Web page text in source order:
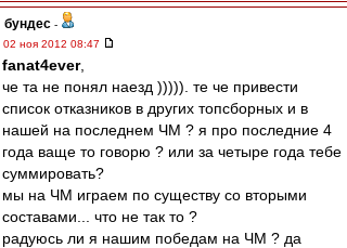
бундес -
02 ноя 2012 08:47
fanat4ever,
че та не понял наезд ))))). те че привести
список отказников в других топсборных и в
нашей на последнем ЧМ ? я про последние 4
года ваще то говорю ? или за четыре года тебе
суммировать?
мы на ЧМ играем по существу со вторыми
составами... что не так то ?
радуюсь ли я нашим победам на ЧМ ? да